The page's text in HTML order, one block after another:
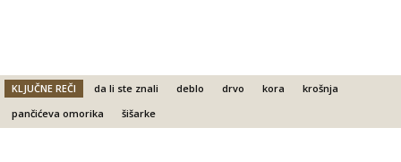
KLJUČNE REČI da li ste znali deblo drvo kora
krošnja
pančićeva omorika
šišarke